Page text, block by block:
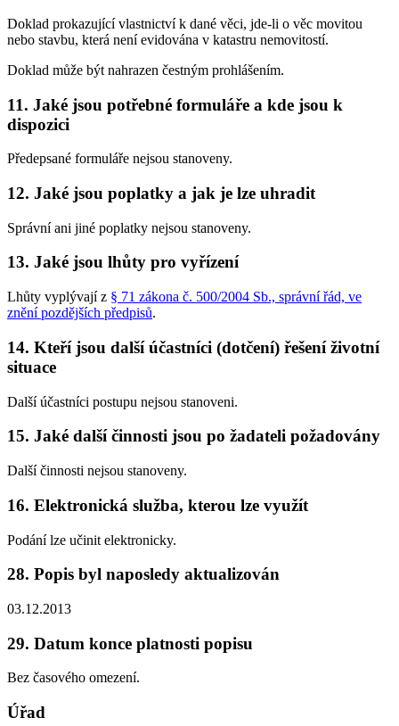
Doklad prokazující vlastnictví k dané věci, jde-li o věc movitou
nebo stavbu, která není evidována v katastru nemovitostí.
Doklad může být nahrazen čestným prohlášením.
11. Jaké jsou potřebné formuláře a kde jsou k
dispozici
Předepsané formuláře nejsou stanoveny.
12. Jaké jsou poplatky a jak je lze uhradit
Správní ani jiné poplatky nejsou stanoveny.
13. Jaké jsou lhůty pro vyřízení
Lhůty vyplývají z § 71 zákona č. 500/2004 Sb., správní řád, ve
znění pozdějších předpisů.
14. Kteří jsou další účastníci (dotčení) řešení životní
situace
Další účastníci postupu nejsou stanoveni.
15. Jaké další činnosti jsou po žadateli požadovány
Další činnosti nejsou stanoveny.
16. Elektronická služba, kterou lze využít
Podání lze učinit elektronicky.
28. Popis byl naposledy aktualizován
03.12.2013
29. Datum konce platnosti popisu
Bez časového omezení.
Úřad